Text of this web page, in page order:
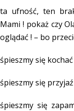
ta ufność, ten
Mami ! pokaż czy
oglądać ! – bo
śpieszmy się kochać
śpieszmy się
śpieszmy się